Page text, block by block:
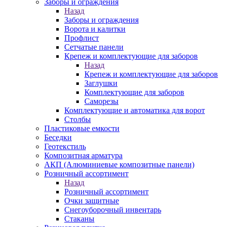
Заборы и ограждения
Назад
Заборы и ограждения
Ворота и калитки
Профлист
Сетчатые панели
Крепеж и комплектующие для заборов
Назад
Крепеж и комплектующие для заборов
Заглушки
Комплектующие для заборов
Саморезы
Комплектующие и автоматика для ворот
Столбы
Пластиковые емкости
Беседки
Геотекстиль
Композитная арматура
АКП (Алюминиевые композитные панели)
Розничный ассортимент
Назад
Розничный ассортимент
Очки защитные
Снегоуборочный инвентарь
Стаканы